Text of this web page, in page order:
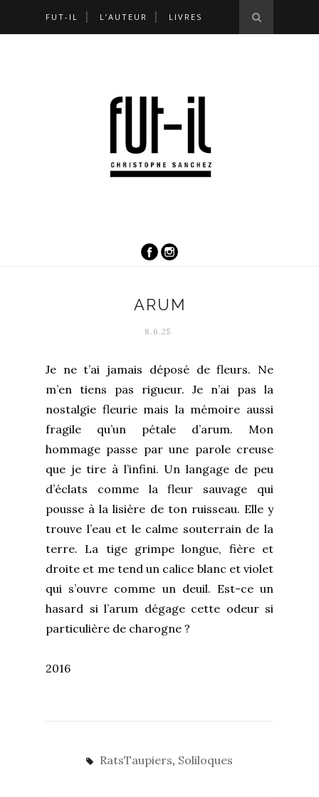
FUT-IL L’AUTEUR LIVRES
ARUM
8.6.25
Je ne t’ai jamais déposé de fleurs. Ne
m’en tiens pas rigueur. Je n’ai pas la
nostalgie fleurie mais la mémoire aussi
fragile qu’un pétale d’arum. Mon
hommage passe par une parole creuse
que je tire à l’infini. Un langage de peu
d’éclats comme la fleur sauvage qui
pousse à la lisière de ton ruisseau. Elle y
trouve l’eau et le calme souterrain de la
terre. La tige grimpe longue, fière et
droite et me tend un calice blanc et violet
qui s’ouvre comme un deuil. Est-ce un
hasard si l’arum dégage cette odeur si
particulière de charogne ?
2016
RatsTaupiers, Soliloques